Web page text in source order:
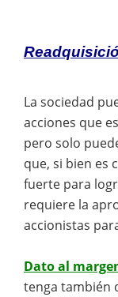
La sociedad
acciones que
pero solo
que, si bien es
fuerte para
requiere la
accionistas
Dato al
tenga también